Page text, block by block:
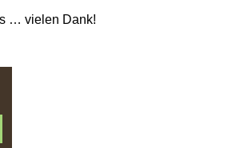
… vielen Dank!